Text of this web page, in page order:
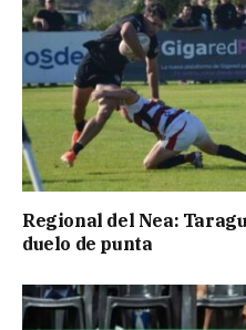
Regional del Nea:
duelo de punta